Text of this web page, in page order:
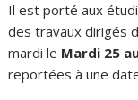
Il est porté aux
des travaux dirigés
mardi le Mardi 25
reportées à une